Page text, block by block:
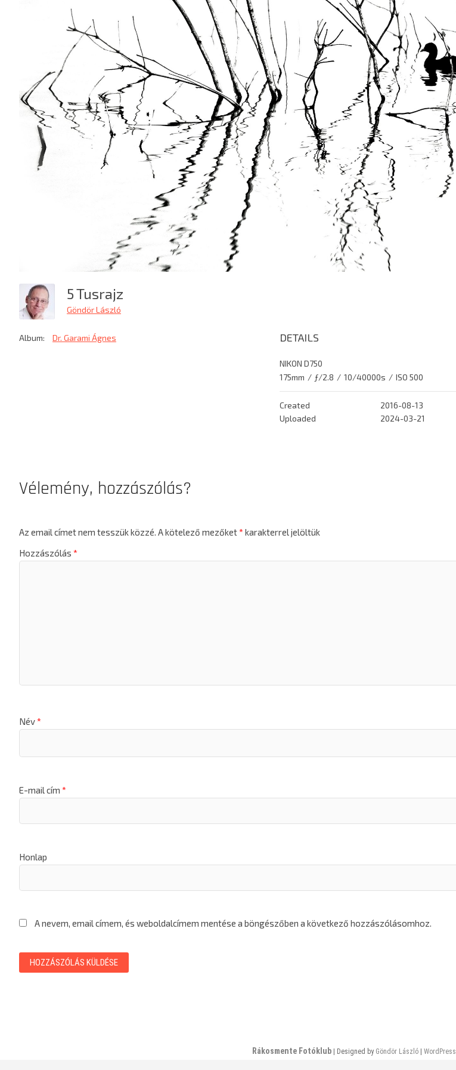
5 Tusrajz
Göndör László
Album: Dr. Garami Ágnes DETAILS
NIKON D750
175mm / ƒ/2.8 / 10/40000s / ISO 500
Created
2016-08-13
Uploaded
2024-03-21
Vélemény, hozzászólás?
Az email címet nem tesszük közzé. A kötelező mezőket* karakterrel jelöltük
Hozzászólás *
Név*
E-mail cím *
Honlap
A nevem, email címem, és weboldalcímem mentése a böngészőben a következő hozzászólásomhoz.
Rákosmente Fotóklub| Designed by Göndör László| WordPress